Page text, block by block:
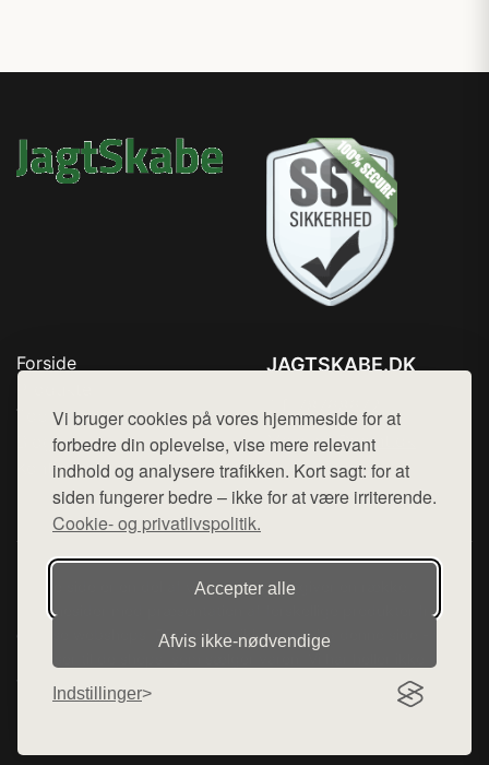
Vi bruger cookies på vores hjemmeside for at
forbedre din oplevelse, vise mere relevant
indhold og analysere trafikken. Kort sagt: for at
siden fungerer bedre – ikke for at være irriterende.
Cookie- og privatlivspolitik.
Accepter alle
Afvis ikke‑nødvendige
Indstillinger
Forside
Top Rabatter
Blog
Kontakt
JAGTSKABE.DK
Mail: hej@want.dk
Cookie- og privatlivspolitik
Denne side er en del af want.dk, der udgiver en række
hjemmesider med præsentation af forskellige produkter fra
diverse webshops. Der sælges ikke varer fra denne side - vi
henviser til de shops, som sælger varen. Vi har heller ikke
varerne på lager.